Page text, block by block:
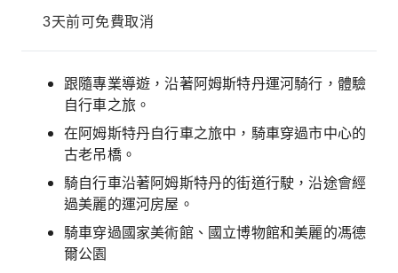
3天前可免費取消
跟隨專業導遊，沿著阿姆斯特丹運河騎行，體驗
自行車之旅。
在阿姆斯特丹自行車之旅中，騎車穿過市中心的
古老吊橋。
騎自行車沿著阿姆斯特丹的街道行駛，沿途會經
過美麗的運河房屋。
騎車穿過國家美術館、國立博物館和美麗的馮德
爾公園